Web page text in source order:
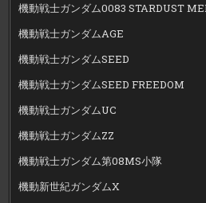
機動戦士ガンダム0083 STARDUST
機動戦士ガンダムAGE
機動戦士ガンダムSEED
機動戦士ガンダムSEED FREEDOM
機動戦士ガンダムUC
機動戦士ガンダムZZ
機動戦士ガンダム第08MS小隊
機動新世紀ガンダムX